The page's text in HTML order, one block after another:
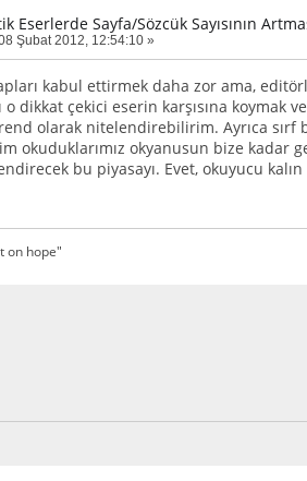
Eserlerde Sayfa/Sözcük Sayısının
Şubat 2012, 12:54:10 »
kabul ettirmek daha zor ama,
o dikkat çekici eserin karşısına
olarak nitelendirebilirim. Ayrıca
okuduklarımız okyanusun bize kadar
bu piyasayı. Evet, okuyucu
on hope"